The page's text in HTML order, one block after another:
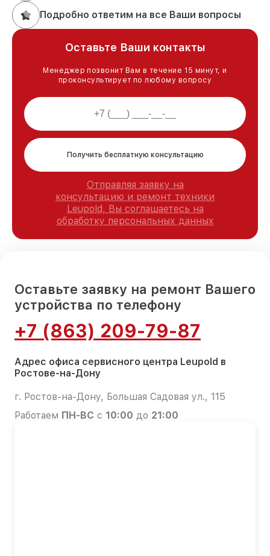
Подробно ответим на все Ваши вопросы
Оставьте Ваши контакты
Менеджер позвонит Вам в течение 15 минут, и
проконсультирует по любому вопросу
Получить бесплатную консультацию
Отправляя заявку на
консультацию и ремонт техники
Leupold, Вы соглашаетесь на
обработку персональных данных
Оставьте заявку на ремонт Вашего
устройства по телефону
+7 (863) 209-79-87
Адрес офиса сервисного центра Leupold в
Ростове-на-Дону
г. Ростов-на-Дону, Большая Садовая ул., 115
Работаем ПН-ВС с 10:00 до 21:00